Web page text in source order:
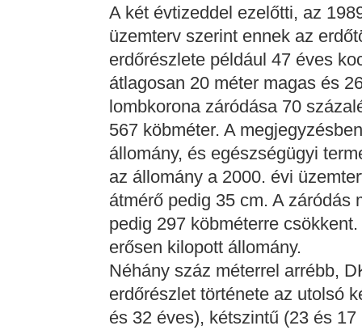
A két évtizeddel ezelőtti, az
üzemterv szerint ennek az
erdőrészlete például 47 éves
átlagosan 20 méter magas és
lombkorona záródása 70
567 köbméter. A
állomány, és egészségügyi
az állomány a 2000. évi
átmérő pedig 35 cm. A záródás
pedig 297 köbméterre
erősen kilopott állomány.
Néhány száz méterrel arrébb,
erdőrészlet története az utolsó
és 32 éves), kétszintű (23 és